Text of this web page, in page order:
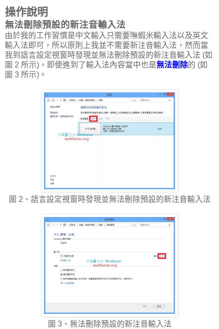
操作說明
無法刪除預設的新注音輸入法
由於我的工作習慣是中文輸入只需要嘸蝦米輸入法以及英文
輸入法即可，所以原則上我並不需要新注音輸入法，然而當
我到語言設定視窗時發現並無法刪除預設的新注音輸入法 (如
圖 2 所示)，即使進到了輸入法內容當中也是無法刪除的 (如
圖 3 所示)。
圖 2、語言設定視窗時發現並無法刪除預設的新注音輸入法
圖 3、無法刪除預設的新注音輸入法